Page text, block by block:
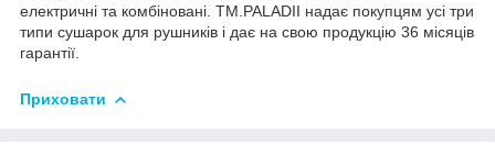
електричні та комбіновані. TM.PALADII надає покупцям усі три
типи сушарок для рушників і дає на свою продукцію 36 місяців
гарантії.
Приховати